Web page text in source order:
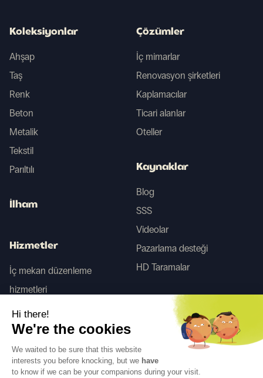
Koleksiyonlar
Ahşap
Taş
Renk
Beton
Metalik
Tekstil
Parıltılı
İlham
Hizmetler
İç mekan düzenleme
hizmetleri
Çözümler
İç mimarlar
Renovasyon şirketleri
Kaplamacılar
Ticari alanlar
Oteller
Kaynaklar
Blog
SSS
Videolar
Pazarlama desteği
HD Taramalar
Hi there!
We're the cookies
We waited to be sure that this website
interests you before knocking, but we have
to know if we can be your companions during your visit.